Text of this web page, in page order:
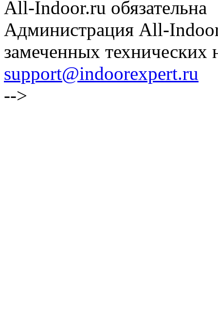
All-Indoor.ru обязательна
Администрация All-
замеченных технических
support@indoorexpert.ru
-->